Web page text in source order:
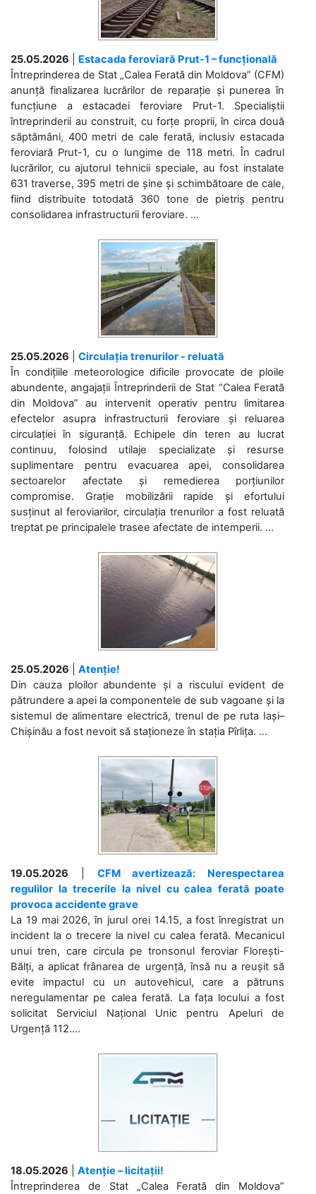
25.05.2026
Estacada feroviară Prut-1 – funcțională
Întreprinderea de Stat „Calea Ferată din Moldova” (CFM)
anunță finalizarea lucrărilor de reparație și punerea în
funcțiune a estacadei feroviare Prut-1. Specialiștii
întreprinderii au construit, cu forțe proprii, în circa două
săptămâni, 400 metri de cale ferată, inclusiv estacada
feroviară Prut-1, cu o lungime de 118 metri. În cadrul
lucrărilor, cu ajutorul tehnicii speciale, au fost instalate
631 traverse, 395 metri de șine și schimbătoare de cale,
fiind distribuite totodată 360 tone de pietriș pentru
consolidarea infrastructurii feroviare. ...
25.05.2026
Circulația trenurilor - reluată
În condițiile meteorologice dificile provocate de ploile
abundente, angajații Întreprinderii de Stat “Calea Ferată
din Moldova” au intervenit operativ pentru limitarea
efectelor asupra infrastructurii feroviare și reluarea
circulației în siguranță. Echipele din teren au lucrat
continuu, folosind utilaje specializate și resurse
suplimentare pentru evacuarea apei, consolidarea
sectoarelor afectate și remedierea porțiunilor
compromise. Grație mobilizării rapide și efortului
susținut al feroviarilor, circulația trenurilor a fost reluată
treptat pe principalele trasee afectate de intemperii. ...
25.05.2026
Atenție!
Din cauza ploilor abundente și a riscului evident de
pătrundere a apei la componentele de sub vagoane și la
sistemul de alimentare electrică, trenul de pe ruta Iași–
Chișinău a fost nevoit să staționeze în stația Pîrlița. ...
19.05.2026
CFM avertizează: Nerespectarea
regulilor la trecerile la nivel cu calea ferată poate
provoca accidente grave
La 19 mai 2026, în jurul orei 14.15, a fost înregistrat un
incident la o trecere la nivel cu calea ferată. Mecanicul
unui tren, care circula pe tronsonul feroviar Florești-
Bălți, a aplicat frânarea de urgență, însă nu a reușit să
evite impactul cu un autovehicul, care a pătruns
neregulamentar pe calea ferată. La fața locului a fost
solicitat Serviciul Național Unic pentru Apeluri de
Urgență 112....
18.05.2026
Atenție – licitații!
Întreprinderea de Stat „Calea Ferată din Moldova”